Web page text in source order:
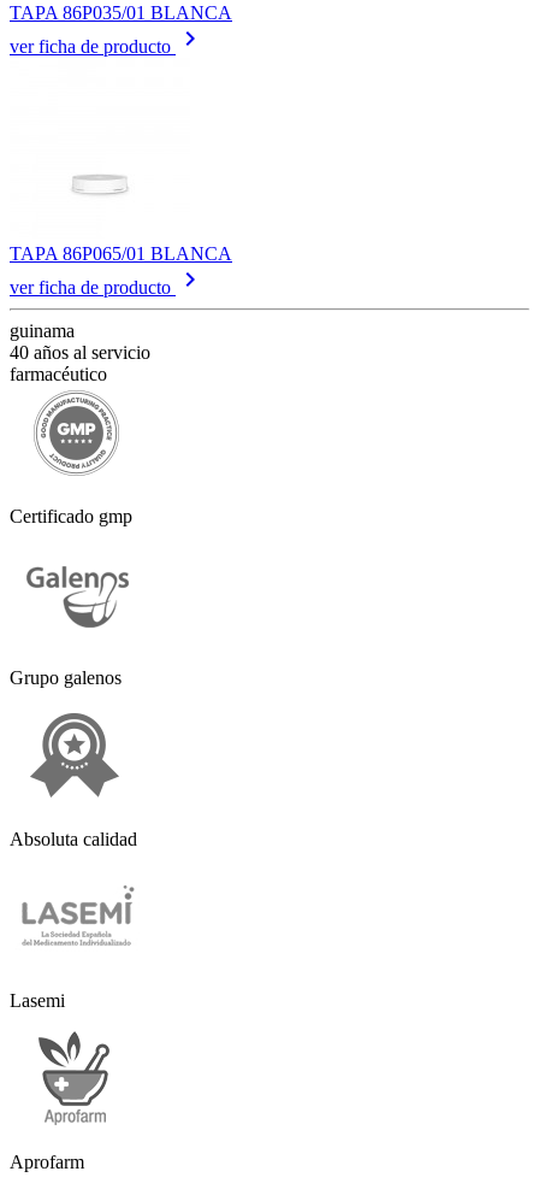
TAPA 86P035/01 BLANCA
ver ficha de producto
keyboard_arrow_right
TAPA 86P065/01 BLANCA
ver ficha de producto
keyboard_arrow_right
guinama
40 años al servicio
farmacéutico
Certificado gmp
Grupo galenos
Absoluta calidad
Lasemi
Aprofarm